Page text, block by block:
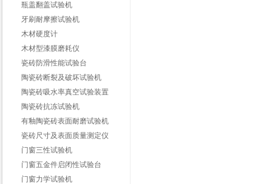
瓶盖翻盖试验机
牙刷耐摩擦试验机
木材硬度计
木材型漆膜磨耗仪
瓷砖防滑性能试验台
陶瓷砖断裂及破坏试验机
陶瓷砖吸水率真空试验装置
陶瓷砖抗冻试验机
有釉陶瓷砖表面耐磨试验机
瓷砖尺寸及表面质量测定仪
门窗三性试验机
门窗五金件启闭性试验台
门窗力学试验机